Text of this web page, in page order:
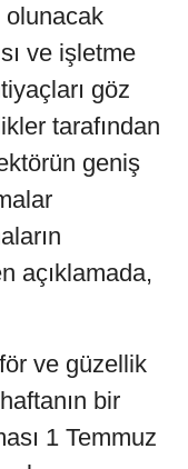
olunacak
ve işletme
göz
tarafından
geniş
açıklamada,
ve güzellik
bir
1 Temmuz